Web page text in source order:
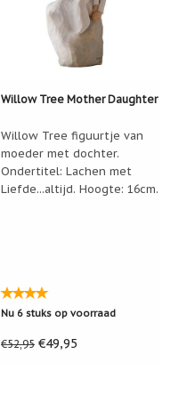
Willow Tree Mother Daughter
Willow Tree figuurtje van
moeder met dochter.
Ondertitel: Lachen met
Liefde...altijd. Hoogte: 16cm.
Nu 6 stuks op voorraad
€52,95 €49,95